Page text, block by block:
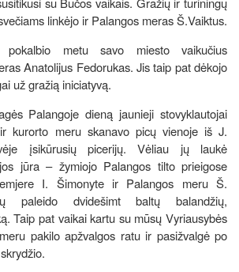
linkėjo ir Palangos meras Š.Vaiktus.
pokalbio metu savo miesto vaikučius
Anatolijus Fedorukas. Jis taip pat dėkojo
už gražią iniciatyvą.
Palangoje dieną jaunieji stovyklautojai
kurorto meru skanavo picų vienoje iš J.
įsikūrusių picerijų. Vėliau jų laukė
jūra – žymiojo Palangos tilto prieigose
I. Šimonyte ir Palangos meru Š.
paleido dvidešimt baltų balandžių,
Taip pat vaikai kartu su mūsų Vyriausybės
pakilo apžvalgos ratu ir pasižvalgė po